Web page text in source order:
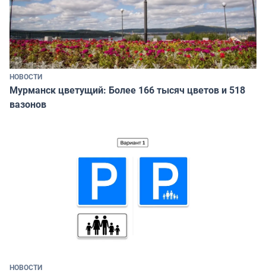
НОВОСТИ
Мурманск цветущий: Более 166 тысяч цветов и 518
вазонов
НОВОСТИ